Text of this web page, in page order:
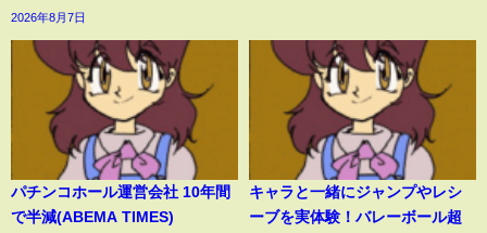
2026年8月7日
パチンコホール運営会社 10年間
で半減(ABEMA TIMES)
キャラと一緒にジャンプやレシ
ーブを実体験！バレーボール超